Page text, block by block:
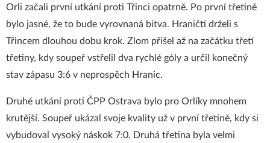
Orli začali první utkání proti Třinci opatrně. Po první třetině
bylo jasné, že to bude vyrovnaná bitva. Hraničtí drželi s
Třincem dlouhou dobu krok. Zlom přišel až na začátku třetí
třetiny, kdy soupeř vstřelil dva rychlé góly a určil konečný
stav zápasu 3:6 v neprospěch Hranic.
Druhé utkání proti ČPP Ostrava bylo pro Orlíky mnohem
krutější. Soupeř ukázal svoje kvality už v první třetině, kdy si
vybudoval vysoký náskok 7:0. Druhá třetina byla velmi